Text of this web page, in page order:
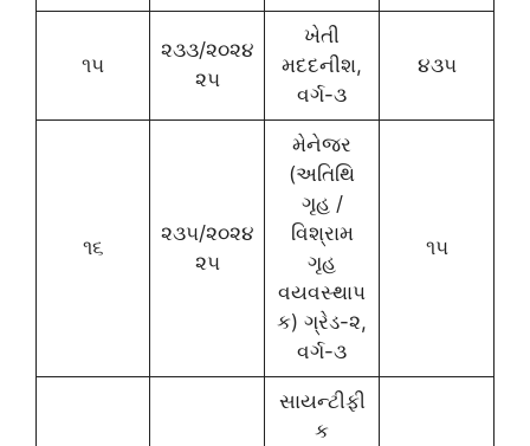
૧૫
૨૩૩/૨૦૨૪
૨૫
ખેતી
મદદનીશ,
વર્ગ-૩
૪૩૫
૧૬
૨૩૫/૨૦૨૪
૨૫
મેનેજર
(અતિથિ
ગૃહ /
વિશ્રામ
ગૃહ
વયવસ્થાપ
ક) ગ્રેડ-૨,
વર્ગ-૩
૧૫
સાયન્ટીફી
ક